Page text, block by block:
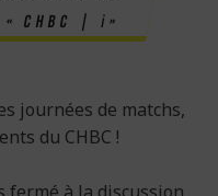
CHBC | ℹ️»
journées de matchs,
du CHBC !